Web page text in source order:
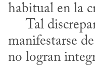
habitual en la
manifestarse
no logran